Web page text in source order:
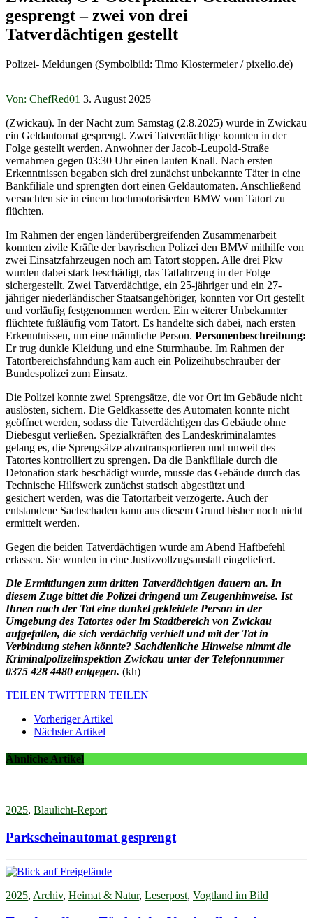
gesprengt – zwei von drei
Tatverdächtigen gestellt
Polizei- Meldungen (Symbolbild: Timo Klostermeier / pixelio.de)
Von: ChefRed01 3. August 2025
(Zwickau). In der Nacht zum Samstag (2.8.2025) wurde in Zwickau
ein Geldautomat gesprengt. Zwei Tatverdächtige konnten in der
Folge gestellt werden. Anwohner der Jacob-Leupold-Straße
vernahmen gegen 03:30 Uhr einen lauten Knall. Nach ersten
Erkenntnissen begaben sich drei zunächst unbekannte Täter in eine
Bankfiliale und sprengten dort einen Geldautomaten. Anschließend
versuchten sie in einem hochmotorisierten BMW vom Tatort zu
flüchten.
Im Rahmen der engen länderübergreifenden Zusammenarbeit
konnten zivile Kräfte der bayrischen Polizei den BMW mithilfe von
zwei Einsatzfahrzeugen noch am Tatort stoppen. Alle drei Pkw
wurden dabei stark beschädigt, das Tatfahrzeug in der Folge
sichergestellt. Zwei Tatverdächtige, ein 25-jähriger und ein 27-
jähriger niederländischer Staatsangehöriger, konnten vor Ort gestellt
und vorläufig festgenommen werden. Ein weiterer Unbekannter
flüchtete fußläufig vom Tatort. Es handelte sich dabei, nach ersten
Erkenntnissen, um eine männliche Person. Personenbeschreibung:
Er trug dunkle Kleidung und eine Sturmhaube. Im Rahmen der
Tatortbereichsfahndung kam auch ein Polizeihubschrauber der
Bundespolizei zum Einsatz.
Die Polizei konnte zwei Sprengsätze, die vor Ort im Gebäude nicht
auslösten, sichern. Die Geldkassette des Automaten konnte nicht
geöffnet werden, sodass die Tatverdächtigen das Gebäude ohne
Diebesgut verließen. Spezialkräften des Landeskriminalamtes
gelang es, die Sprengsätze abzutransportieren und unweit des
Tatortes kontrolliert zu sprengen. Da die Bankfiliale durch die
Detonation stark beschädigt wurde, musste das Gebäude durch das
Technische Hilfswerk zunächst statisch abgestützt und
gesichert werden, was die Tatortarbeit verzögerte. Auch der
entstandene Sachschaden kann aus diesem Grund bisher noch nicht
ermittelt werden.
Gegen die beiden Tatverdächtigen wurde am Abend Haftbefehl
erlassen. Sie wurden in eine Justizvollzugsanstalt eingeliefert.
Die Ermittlungen zum dritten Tatverdächtigen dauern an. In
diesem Zuge bittet die Polizei dringend um Zeugenhinweise. Ist
Ihnen nach der Tat eine dunkel gekleidete Person in der
Umgebung des Tatortes oder im Stadtbereich von Zwickau
aufgefallen, die sich verdächtig verhielt und mit der Tat in
Verbindung stehen könnte? Sachdienliche Hinweise nimmt die
Kriminalpolizeiinspektion Zwickau unter der Telefonnummer
0375 428 4480 entgegen. (kh)
TEILEN TWITTERN TEILEN
Vorheriger Artikel
Nächster Artikel
Ähnliche Artikel
2025, Blaulicht-Report
Parkscheinautomat gesprengt
2025, Archiv, Heimat & Natur, Leserpost, Vogtland im Bild